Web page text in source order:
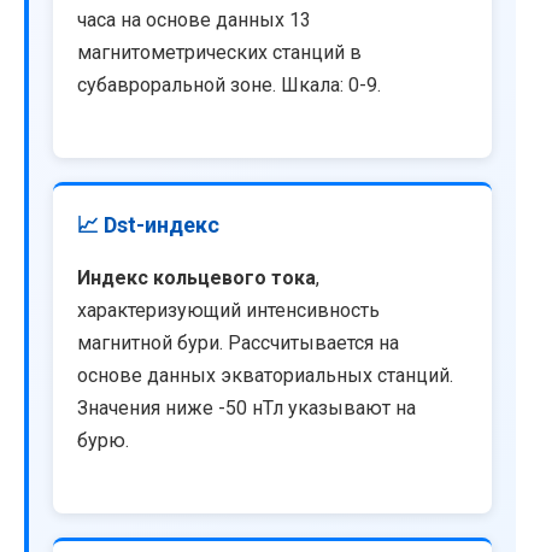
часа на основе данных 13
магнитометрических станций в
субавроральной зоне. Шкала: 0-9.
📈 Dst-индекс
Индекс кольцевого тока,
характеризующий интенсивность
магнитной бури. Рассчитывается на
основе данных экваториальных станций.
Значения ниже -50 нТл указывают на
бурю.